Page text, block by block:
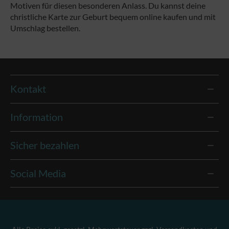
Motiven für diesen besonderen Anlass. Du kannst deine
christliche Karte zur Geburt bequem online kaufen und mit
Umschlag bestellen.
Kontakt
Information
Sicher bezahlen
Social Media